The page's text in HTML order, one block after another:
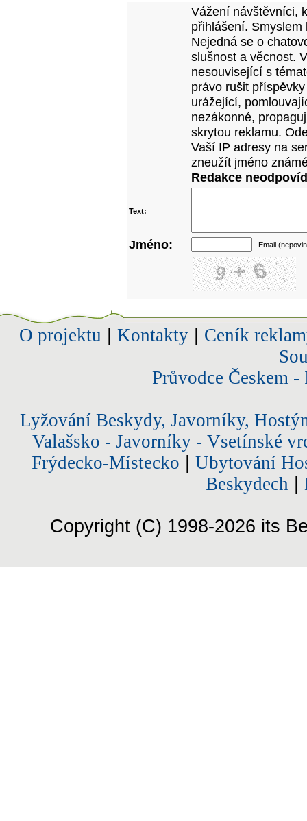
Vážení návštěvníci,
přihlášení.
Nejedná se o
slušnost a věcnost.
nesouvisející s
právo rušit
urážející,
nezákonné,
skrytou reklamu.
Vaší IP adresy na
zneužít jméno
Redakce
Text:
Jméno: Email
O projektu Kontakty| Ceník
Průvodce Českem
Lyžování Beskydy, Javorníky,
Valašsko - Javorníky - Vsetínské
Frýdecko-Místecko
Ubytování
Beskydech
Copyright (C) 1998-2026 its